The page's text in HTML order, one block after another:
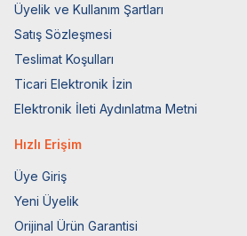
Üyelik ve Kullanım Şartları
Satış Sözleşmesi
Teslimat Koşulları
Ticari Elektronik İzin
Elektronik İleti Aydınlatma Metni
Hızlı Erişim
Üye Giriş
Yeni Üyelik
Orijinal Ürün Garantisi